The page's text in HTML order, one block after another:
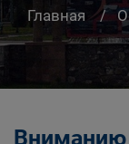
Главная
Вниманию